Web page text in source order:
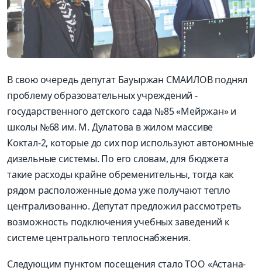
В свою очередь депутат Бауыржан СМАИЛОВ поднял
проблему образовательных учреждений -
государственного детского сада №85 «Мейржан» и
школы №68 им. М. Дулатова в жилом массиве
Коктал-2, которые до сих пор используют автономные
дизельные системы. По его словам, для бюджета
такие расходы крайне обременительны, тогда как
рядом расположенные дома уже получают тепло
централизованно. Депутат предложил рассмотреть
возможность подключения учебных заведений к
системе центрального теплоснабжения.
Следующим пунктом посещения стало ТОО «Астана-